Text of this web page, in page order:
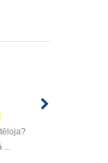
...